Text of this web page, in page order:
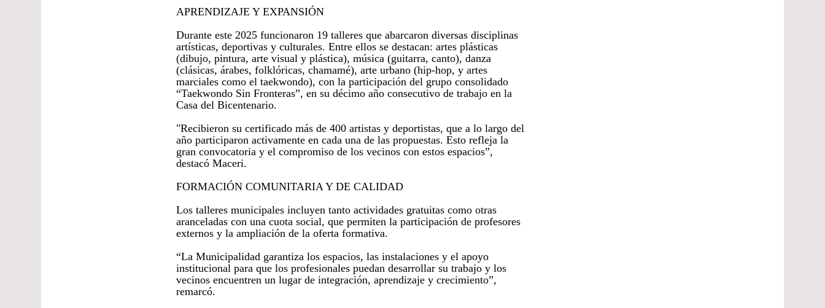
APRENDIZAJE Y EXPANSIÓN
Durante este 2025 funcionaron 19 talleres que abarcaron diversas disciplinas
artísticas, deportivas y culturales. Entre ellos se destacan: artes plásticas
(dibujo, pintura, arte visual y plástica), música (guitarra, canto), danza
(clásicas, árabes, folklóricas, chamamé), arte urbano (hip-hop, y artes
marciales como el taekwondo), con la participación del grupo consolidado
“Taekwondo Sin Fronteras”, en su décimo año consecutivo de trabajo en la
Casa del Bicentenario.
"Recibieron su certificado más de 400 artistas y deportistas, que a lo largo del
año participaron activamente en cada una de las propuestas. Esto refleja la
gran convocatoria y el compromiso de los vecinos con estos espacios”,
destacó Maceri.
FORMACIÓN COMUNITARIA Y DE CALIDAD
Los talleres municipales incluyen tanto actividades gratuitas como otras
aranceladas con una cuota social, que permiten la participación de profesores
externos y la ampliación de la oferta formativa.
“La Municipalidad garantiza los espacios, las instalaciones y el apoyo
institucional para que los profesionales puedan desarrollar su trabajo y los
vecinos encuentren un lugar de integración, aprendizaje y crecimiento”,
remarcó.